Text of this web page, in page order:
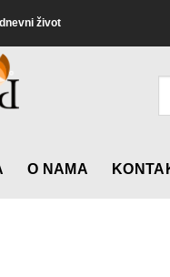
život
O NAMA